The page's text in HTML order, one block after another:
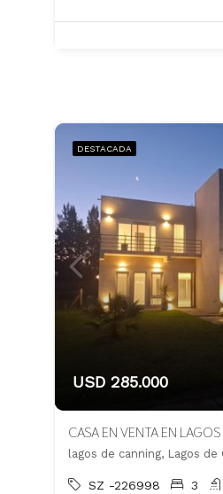
DESTACADA
USD 285.000
CASA EN VENTA EN
lagos de canning, Lagos de
SZ -226998 3